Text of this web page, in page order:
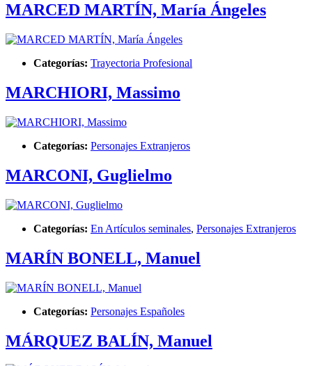
MARCED MARTÍN, María Ángeles
Categorías: Trayectoria Profesional
MARCHIORI, Massimo
Categorías: Personajes Extranjeros
MARCONI, Guglielmo
Categorías: En Artículos seminales, Personajes Extranjeros
MARÍN BONELL, Manuel
Categorías: Personajes Españoles
MÁRQUEZ BALÍN, Manuel